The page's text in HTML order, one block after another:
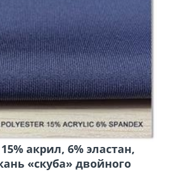
акрил, 6% эластан,
«скуба» двойного